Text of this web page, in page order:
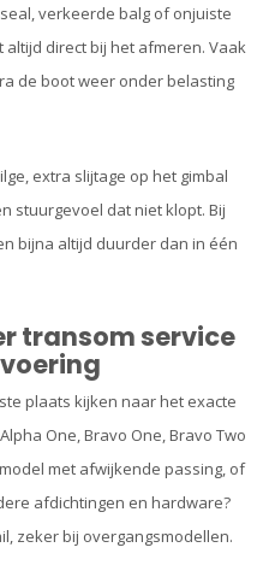
verkeerde balg of onjuiste
direct bij het afmeren. Vaak
de boot weer onder belasting
extra slijtage op het gimbal
stuurgevoel dat niet klopt. Bij
bijna altijd duurder dan in één
transom service
plaats kijken naar het exacte
One, Bravo One, Bravo Two
met afwijkende passing, of
afdichtingen en hardware?
zeker bij overgangsmodellen.